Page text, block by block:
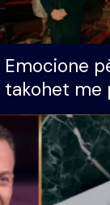
Emocione
takohet me
vajzën dhe
S’kemi
apo jo?